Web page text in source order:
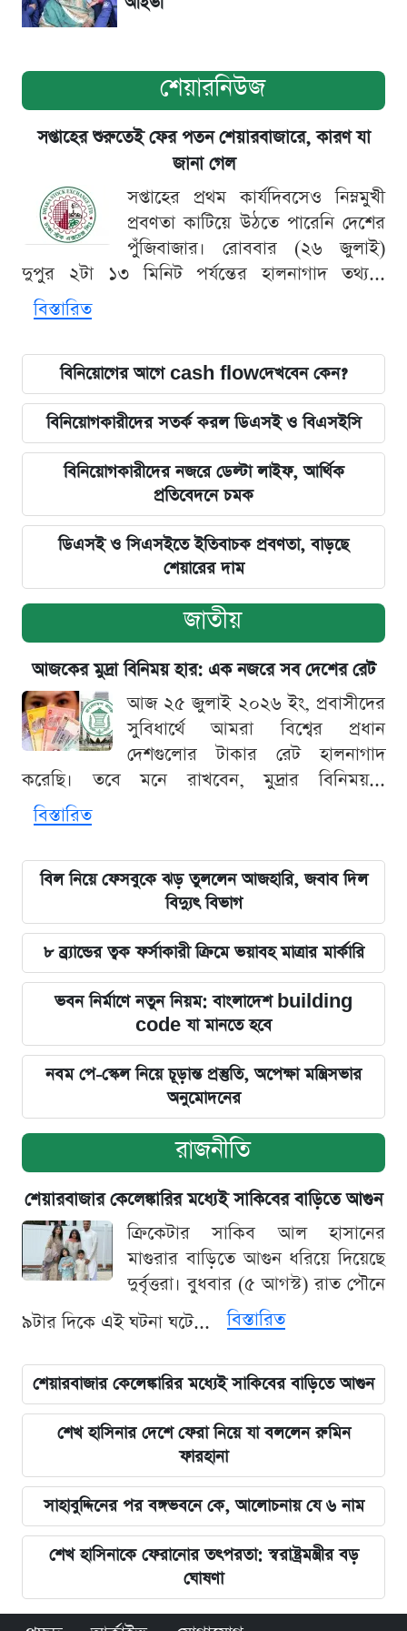
শেয়ারনিউজ
সপ্তাহের শুরুতেই ফের পতন শেয়ারবাজারে, কারণ যা
জানা গেল
সপ্তাহের প্রথম কার্যদিবসেও নিম্নমুখী
প্রবণতা কাটিয়ে উঠতে পারেনি দেশের
পুঁজিবাজার। রোববার (২৬ জুলাই)
দুপুর ২টা ১৩ মিনিট পর্যন্তের হালনাগাদ তথ্য...
বিস্তারিত
বিনিয়োগের আগে cash flowদেখবেন কেন?
বিনিয়োগকারীদের সতর্ক করল ডিএসই ও বিএসইসি
বিনিয়োগকারীদের নজরে ডেল্টা লাইফ, আর্থিক
প্রতিবেদনে চমক
ডিএসই ও সিএসইতে ইতিবাচক প্রবণতা, বাড়ছে
শেয়ারের দাম
জাতীয়
আজকের মুদ্রা বিনিময় হার: এক নজরে সব দেশের রেট
আজ ২৫ জুলাই ২০২৬ ইং, প্রবাসীদের
সুবিধার্থে আমরা বিশ্বের প্রধান
দেশগুলোর টাকার রেট হালনাগাদ
করেছি। তবে মনে রাখবেন, মুদ্রার বিনিময়...
বিস্তারিত
বিল নিয়ে ফেসবুকে ঝড় তুললেন আজহারি, জবাব দিল
বিদ্যুৎ বিভাগ
৮ ব্র্যান্ডের ত্বক ফর্সাকারী ক্রিমে ভয়াবহ মাত্রার মার্কারি
ভবন নির্মাণে নতুন নিয়ম: বাংলাদেশ building
code যা মানতে হবে
নবম পে-স্কেল নিয়ে চূড়ান্ত প্রস্তুতি, অপেক্ষা মন্ত্রিসভার
অনুমোদনের
রাজনীতি
শেয়ারবাজার কেলেঙ্কারির মধ্যেই সাকিবের বাড়িতে আগুন
ক্রিকেটার সাকিব আল হাসানের
মাগুরার বাড়িতে আগুন ধরিয়ে দিয়েছে
দুর্বৃত্তরা। বুধবার (৫ আগস্ট) রাত পৌনে
৯টার দিকে এই ঘটনা ঘটে...
বিস্তারিত
শেয়ারবাজার কেলেঙ্কারির মধ্যেই সাকিবের বাড়িতে আগুন
শেখ হাসিনার দেশে ফেরা নিয়ে যা বললেন রুমিন
ফারহানা
সাহাবুদ্দিনের পর বঙ্গভবনে কে, আলোচনায় যে ৬ নাম
শেখ হাসিনাকে ফেরানোর তৎপরতা: স্বরাষ্ট্রমন্ত্রীর বড়
ঘোষণা